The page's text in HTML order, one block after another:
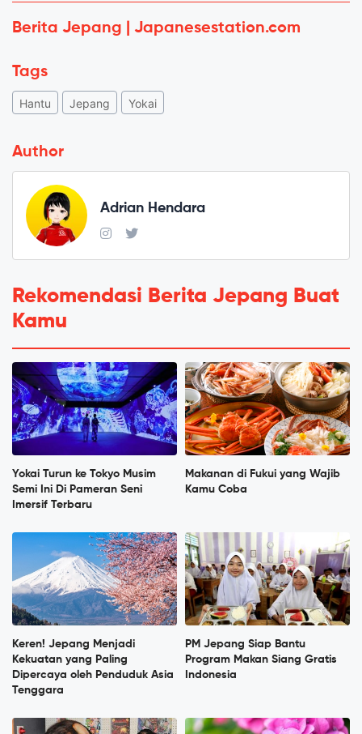
Berita Jepang | Japanesestation.com
Tags
Hantu Jepang Yokai
Author
Adrian Hendara
Rekomendasi Berita Jepang Buat
Kamu
Yokai Turun ke Tokyo Musim
Semi Ini Di Pameran Seni
Imersif Terbaru
Makanan di Fukui yang Wajib
Kamu Coba
Keren! Jepang Menjadi
Kekuatan yang Paling
Dipercaya oleh Penduduk Asia
Tenggara
PM Jepang Siap Bantu
Program Makan Siang Gratis
Indonesia